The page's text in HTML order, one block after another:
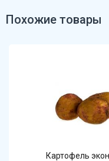
Похожие товары
Картофель